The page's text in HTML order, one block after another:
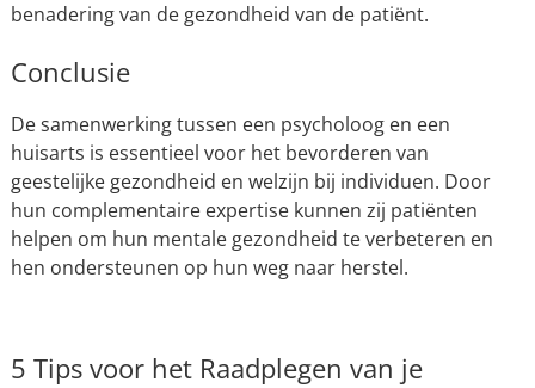
benadering van de gezondheid van de patiënt.
Conclusie
De samenwerking tussen een psycholoog en een
huisarts is essentieel voor het bevorderen van
geestelijke gezondheid en welzijn bij individuen. Door
hun complementaire expertise kunnen zij patiënten
helpen om hun mentale gezondheid te verbeteren en
hen ondersteunen op hun weg naar herstel.
5 Tips voor het Raadplegen van je